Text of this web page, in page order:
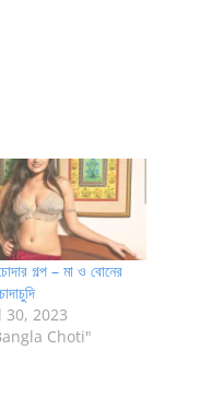
গল্প – মা ও বোনের
2023
Choti"